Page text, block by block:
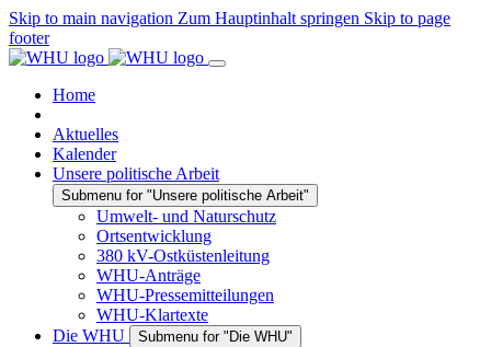
Skip to main navigation Zum Hauptinhalt springen Skip to page
footer
Home
Aktuelles
Kalender
Unsere politische Arbeit
Submenu for "Unsere politische Arbeit"
Umwelt- und Naturschutz
Ortsentwicklung
380 kV-Ostküstenleitung
WHU-Anträge
WHU-Pressemitteilungen
WHU-Klartexte
Die WHU
Submenu for "Die WHU"